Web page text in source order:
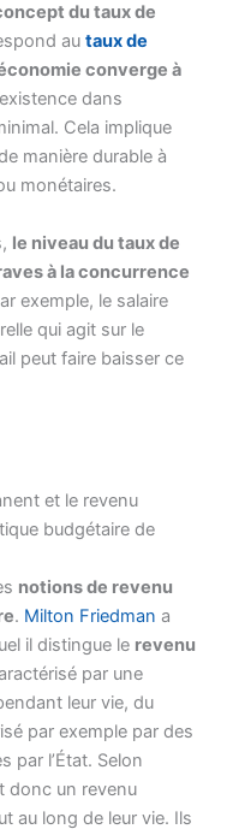
du taux de
autaux de
converge à
dans
Cela implique
manière durable à
monétaires.
le niveau du taux de
à la concurrence
exemple, le salaire
qui agit sur le
peut faire baisser ce
et le revenu
budgétaire de
notions de revenu
. Milton Friedman a
il distingue le revenu
par une
leur vie, du
par exemple par des
par l’État. Selon
donc un revenu
au long de leur vie. Ils